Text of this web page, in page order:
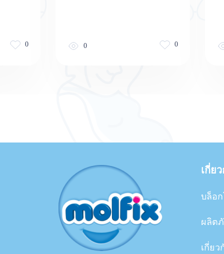
0 0 0
เกี่ย
บล็อ
ผลิต
เกี่ย